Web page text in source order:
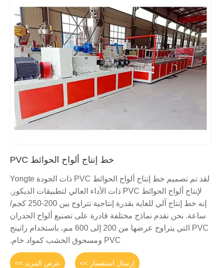
خط إنتاج ألواح الحوائط PVC
لقد تم تصميم خط إنتاج ألواح الحوائط PVC ذات الجودة Yongte
لإنتاج ألواح الحوائط PVC ذات الأداء العالي لتطبيقات الديكور.
إنه خط إنتاج آلي للغاية بقدرة إنتاجية تتراوح بين 200-250 كجم/
ساعة. نحن نقدم نماذج مختلفة قادرة على تصنيع ألواح الجدران
PVC التي يتراوح عرضها من 200 إلى 600 مم، باستخدام راتينج
PVC ومسحوق الخشب كمواد خام.
عرض المزيد >> إرسال استفسار >>